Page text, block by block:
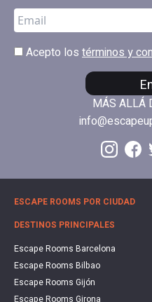
Acepto los términos y
MÁS ALLÁ
ESCAPE ROOMS POR CIUDAD
DESTINOS PRINCIPALES
Escape Rooms Barcelona
Escape Rooms Bilbao
Escape Rooms Gijón
Escape Rooms Girona